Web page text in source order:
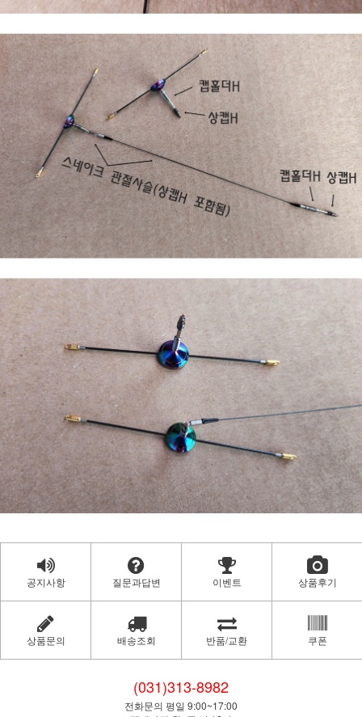
공지사항 질문과답변 이벤트 상품후기
상품문의 배송조회 반품/교환 쿠폰
(031)313-8982
전화문의 평일 9:00~17:00